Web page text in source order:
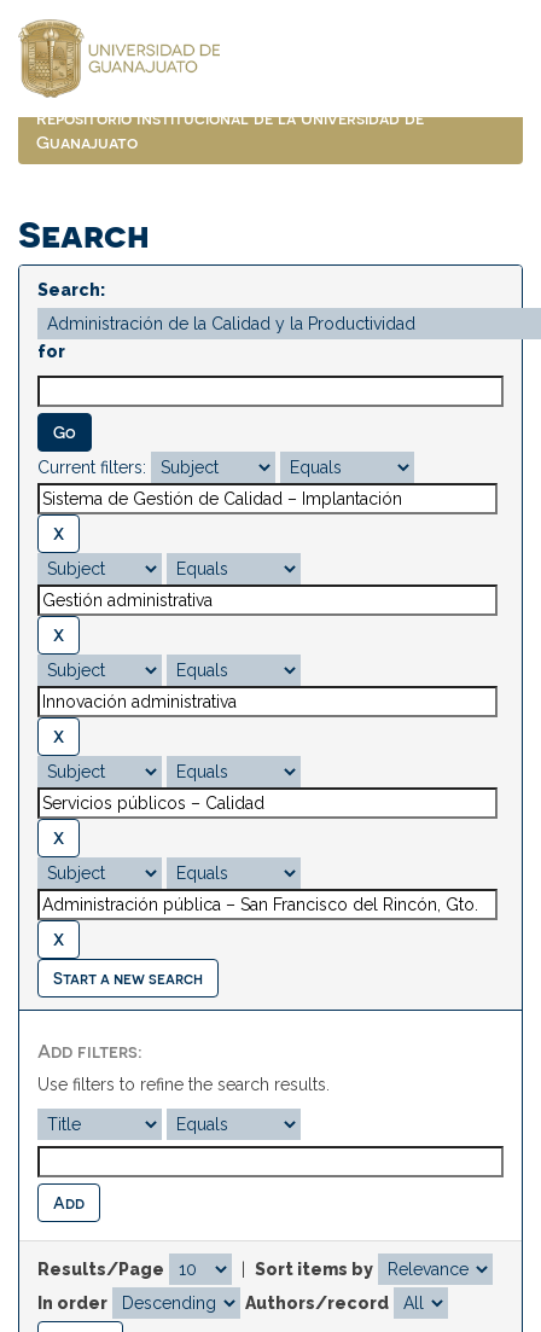
navigation
Repositorio Institucional de la Universidad de
Guanajuato
Search
Search:
for
Current filters:
Start a new search
Add filters:
Use filters to refine the search results.
Results/Page
Sort items by
In order
Authors/record